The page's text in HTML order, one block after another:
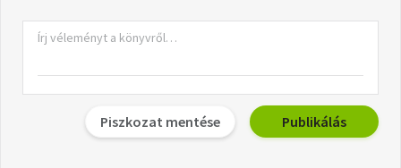
Piszkozat mentése Publikálás